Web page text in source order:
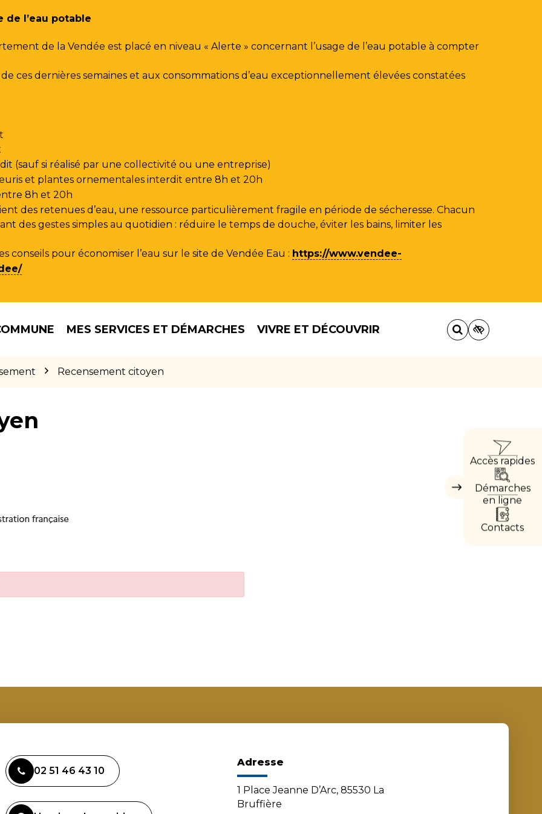
de l’eau potable
de la Vendée est placé en niveau « Alerte » concernant l’usage de l’eau potable à compter
ces dernières semaines et aux consommations d’eau exceptionnellement élevées constatées
(sauf si réalisé par une collectivité ou une entreprise)
et plantes ornementales interdit entre 8h et 20h
8h et 20h
des retenues d’eau, une ressource particulièrement fragile en période de sécheresse. Chacun
des gestes simples au quotidien : réduire le temps de douche, éviter les bains, limiter les
conseils pour économiser l’eau sur le site de Vendée Eau : https://www.vendee-
MES SERVICES ET DÉMARCHES VIVRE ET DÉCOUVRIR
Recensement citoyen
Masquer
Accès rapides
Démarches
en ligne
Contacts
02 51 46 43 10
Adresse
1 Place Jeanne D’Arc, 85530 La
Bruffière